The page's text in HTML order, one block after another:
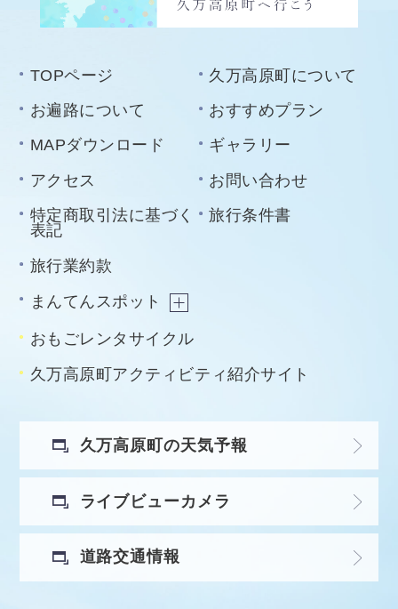
TOPページ
久万高原町について
お遍路について
おすすめプラン
MAPダウンロード
ギャラリー
アクセス
お問い合わせ
特定商取引法に基づく
表記
旅行条件書
旅行業約款
まんてんスポット
おもごレンタサイクル
久万高原町アクティビティ紹介サイト
久万高原町の天気予報
ライブビューカメラ
道路交通情報